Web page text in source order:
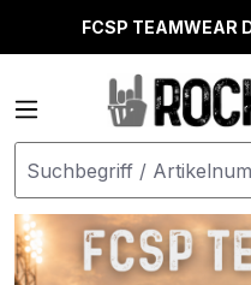
springenFCSP TEAMWEAR